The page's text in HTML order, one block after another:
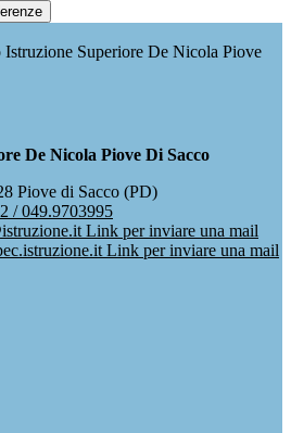
Istruzione Superiore De Nicola Piove
De Nicola Piove Di Sacco
Piove di Sacco (PD)
/ 049.9703995
Link per inviare una mail
Link per inviare una mail